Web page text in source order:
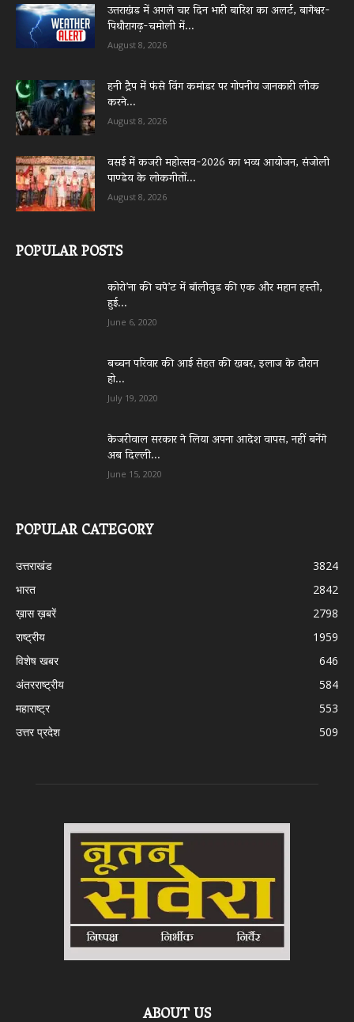
उत्तराखंड में अगले चार दिन भारी बारिश का अलर्ट, बागेश्वर-
पिथौरागढ़-चमोली में...
August 8, 2026
हनी ट्रैप में फंसे विंग कमांडर पर गोपनीय जानकारी लीक
करने...
August 8, 2026
वसई में कजरी महोत्सव-2026 का भव्य आयोजन, संजोली
पाण्डेय के लोकगीतों...
August 8, 2026
POPULAR POSTS
कोरो’ना की चपे’ट में बॉलीवुड की एक और महान हस्ती,
हुई...
June 6, 2020
बच्चन परिवार की आई सेहत की खबर, इलाज के दौरान
हो...
July 19, 2020
केजरीवाल सरकार ने लिया अपना आदेश वापस, नहीं बनेंगे
अब दिल्ली...
June 15, 2020
POPULAR CATEGORY
उत्तराखंड
3824
भारत
2842
ख़ास ख़बरें
2798
राष्ट्रीय
1959
विशेष खबर
646
अंतरराष्ट्रीय
584
महाराष्ट्र
553
उत्तर प्रदेश
509
ABOUT US